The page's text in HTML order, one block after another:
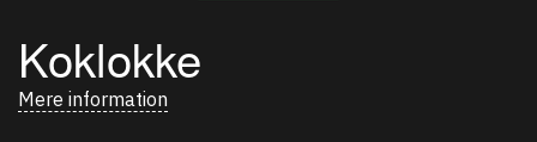
Koklokke
Mere information